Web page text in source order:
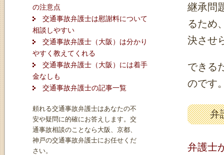
の注意点
交通事故弁護士は慰謝料について
相談しやすい
交通事故弁護士（大阪）は分かり
やすく教えてくれる
交通事故弁護士（大阪）には着手
金なしも
交通事故弁護士の記事一覧
頼れる交通事故弁護士はあなたの不
安や疑問に的確にお答えします。交
通事故相談のことなら大阪、京都、
神戸の交通事故弁護士にお任せくだ
さい。
継承問
るため
決させ
できる
のです
弁
弁護士